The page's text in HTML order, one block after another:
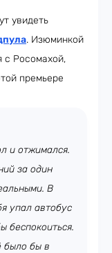
увидеть
. Изюминкой
с Росомахой,
премьере
и отжимался.
за один
В
упал автобус
беспокоиться.
было бы в